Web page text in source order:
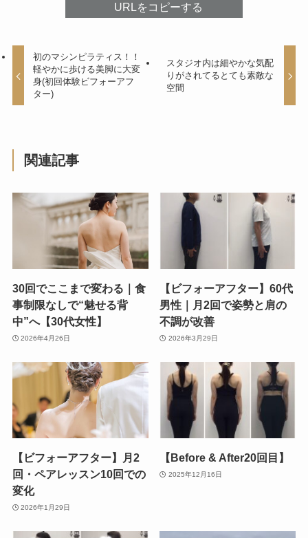
URLをコピーする
初のマシンピラティス！！
軽やかに歩ける美脚に大変
身(初回体験ビフォーアフ
ター)
スタジオ内は細やかな気配
りがされてるとても素敵な
空間
関連記事
30回でここまで変わる｜食
事制限なしで“魅せる背
中”へ【30代女性】
2026年4月26日
【ビフォーアフター】60代
男性｜月2回で姿勢と肩の
不調が改善
2026年3月29日
【ビフォーアフター】月2
回・ペアレッスン10回での
変化
2026年1月29日
【Before & After20回目】
2025年12月16日